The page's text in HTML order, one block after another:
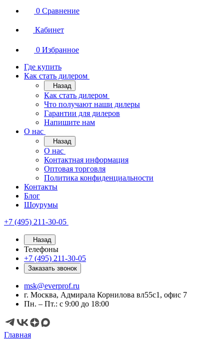
0 Сравнение
Кабинет
0 Избранное
Где купить
Как стать дилером
Назад
Как стать дилером
Что получают наши дилеры
Гарантии для дилеров
Напишите нам
О нас
Назад
О нас
Контактная информация
Оптовая торговля
Политика конфиденциальности
Контакты
Блог
Шоурумы
+7 (495) 211-30-05
Назад
Телефоны
+7 (495) 211-30-05
Заказать звонок
msk@everprof.ru
г. Москва, Адмирала Корнилова вл55с1, офис 7
Пн. – Пт.: с 9:00 до 18:00
Главная